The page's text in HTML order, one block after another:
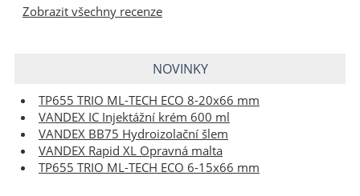
Zobrazit všechny recenze
NOVINKY
TP655 TRIO ML-TECH ECO 8-20x66 mm
VANDEX IC Injektážní krém 600 ml
VANDEX BB75 Hydroizolační šlem
VANDEX Rapid XL Opravná malta
TP655 TRIO ML-TECH ECO 6-15x66 mm